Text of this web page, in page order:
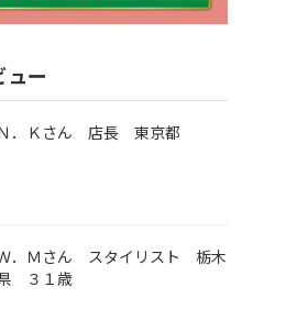
ュー
Ｎ．Ｋさん 店長 東京都
．Ｍさん スタイリスト 栃木
３１歳